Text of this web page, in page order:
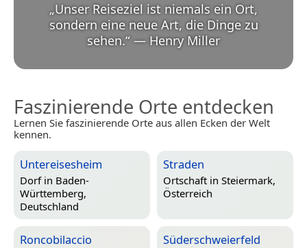
„Unser Reiseziel ist niemals ein Ort,
sondern eine neue Art, die Dinge zu
sehen.“ — Henry Miller
Faszinierende Orte entdecken
Lernen Sie faszinierende Orte aus allen Ecken der Welt
kennen.
Untereisesheim
Dorf in Baden-
Württemberg,
Deutschland
Straden
Ortschaft in Steiermark,
Österreich
Roncobilaccio Süderschweierfeld